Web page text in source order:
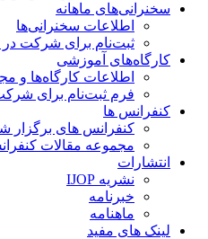
سخنرانی‌های ماهانه
اطلاعات سخنرانی‌‌ها
ثبت‌نام برای شرکت در
کارگاه‌های آموزشی
اطلاعات کارگاه‌ها و
فرم ثبت‌نام برای شرکت
کنفرانس ها
کنفرانس های برگزار
مجموعه مقالات
انتشارات
نشریه IJOP
خبرنامه
ماهنامه
لینک های مفید